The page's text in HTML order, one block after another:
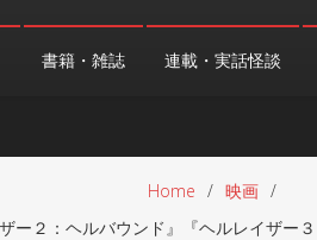
書籍・雑誌 連載・実話怪談
Home
映画
ー２：ヘルバウンド』『ヘルレイザー